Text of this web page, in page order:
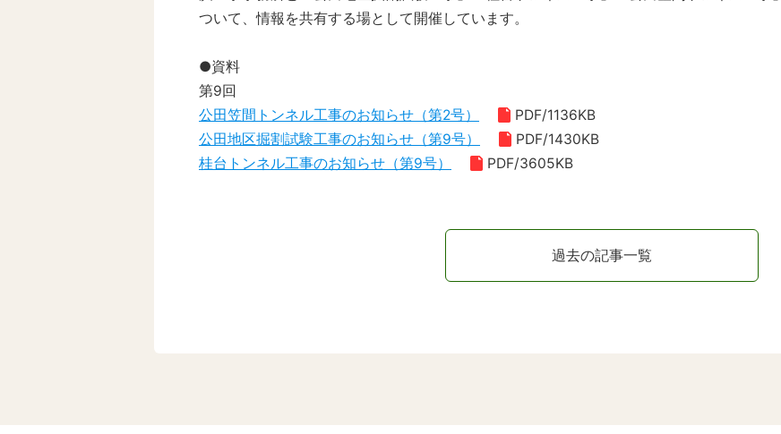
ついて、情報を共有する場として開催しています。
●資料
第9回
公田笠間トンネル工事のお知らせ（第2号）
PDF/1136KB
公田地区掘割試験工事のお知らせ（第9号）
PDF/1430KB
桂台トンネル工事のお知らせ（第9号）
PDF/3605KB
過去の記事一覧